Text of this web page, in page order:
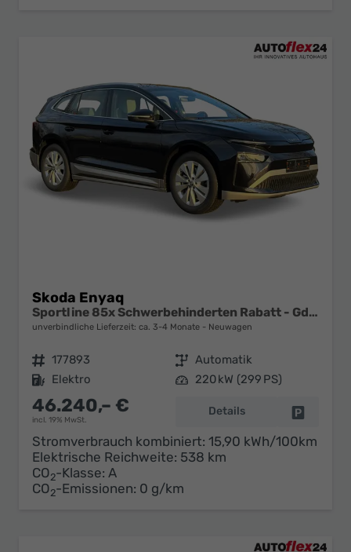
Skoda Enyaq
Sportline 85x Schwerbehinderten Rabatt - GdB 50% FÖRDERFÄHIG
unverbindliche Lieferzeit: ca. 3-4 Monate Neuwagen
Fahrzeugnr. 177893 Getriebe Automatik
Kraftstoff Elektro Leistung 220 kW (299 PS)
46.240,– €
incl. 19% MwSt.
Details
Stromverbrauch kombiniert: 15,90 kWh/100km
Elektrische Reichweite: 538 km
CO2-Klasse: A
CO2-Emissionen: 0 g/km